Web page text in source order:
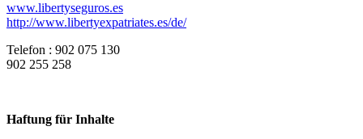
www.libertyseguros.es
http://www.libertyexpatriates.es/de/
Telefon : 902 075 130
902 255 258
Haftung für Inhalte